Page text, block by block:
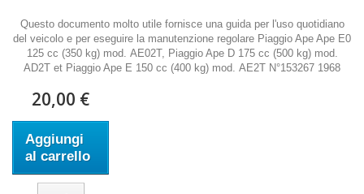
Questo documento molto utile fornisce una guida per l'uso quotidiano
del veicolo e per eseguire la manutenzione regolare Piaggio Ape Ape E0
125 cc (350 kg) mod. AE02T, Piaggio Ape D 175 cc (500 kg) mod.
AD2T et Piaggio Ape E 150 cc (400 kg) mod. AE2T N°153267 1968
20,00 €
Aggiungi
al carrello